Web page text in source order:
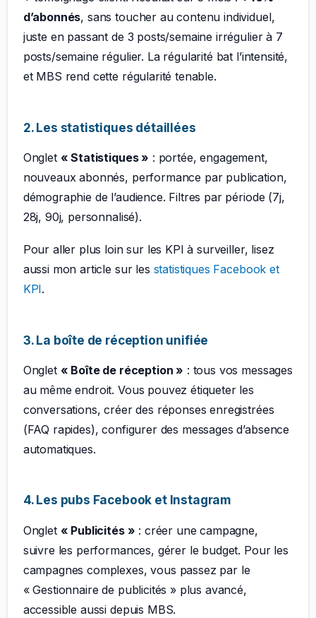
d’abonnés, sans toucher au contenu individuel,
juste en passant de 3 posts/semaine irrégulier à 7
posts/semaine régulier. La régularité bat l’intensité,
et MBS rend cette régularité tenable.
2. Les statistiques détaillées
Onglet « Statistiques » : portée, engagement,
nouveaux abonnés, performance par publication,
démographie de l’audience. Filtres par période (7j,
28j, 90j, personnalisé).
Pour aller plus loin sur les KPI à surveiller, lisez
aussi mon article sur les statistiques Facebook et
KPI.
3. La boîte de réception unifiée
Onglet « Boîte de réception » : tous vos messages
au même endroit. Vous pouvez étiqueter les
conversations, créer des réponses enregistrées
(FAQ rapides), configurer des messages d’absence
automatiques.
4. Les pubs Facebook et Instagram
Onglet « Publicités » : créer une campagne,
suivre les performances, gérer le budget. Pour les
campagnes complexes, vous passez par le
« Gestionnaire de publicités » plus avancé,
accessible aussi depuis MBS.